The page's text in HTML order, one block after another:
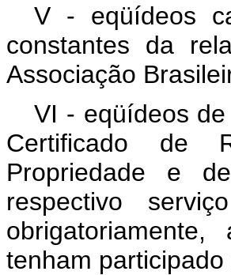
V - eqüídeos
constantes da
Associação
VI - eqüídeos
Certificado de
Propriedade e
respectivo
tenham